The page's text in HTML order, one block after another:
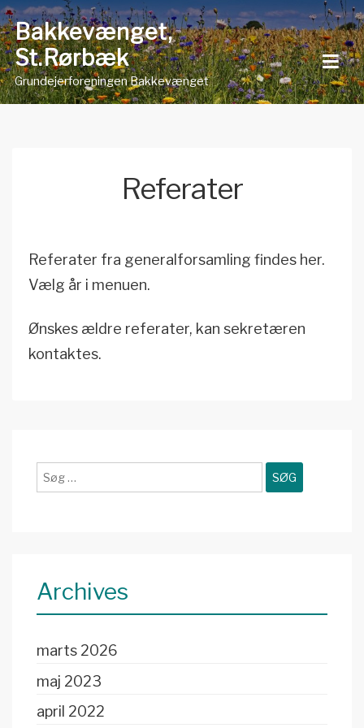
Skip
to
content
Bakkevænget,
St.Rørbæk
Grundejerforeningen Bakkevænget
Referater
Referater fra generalforsamling findes her.
Vælg år i menuen.
Ønskes ældre referater, kan sekretæren
kontaktes.
efter:
Archives
marts 2026
maj 2023
april 2022